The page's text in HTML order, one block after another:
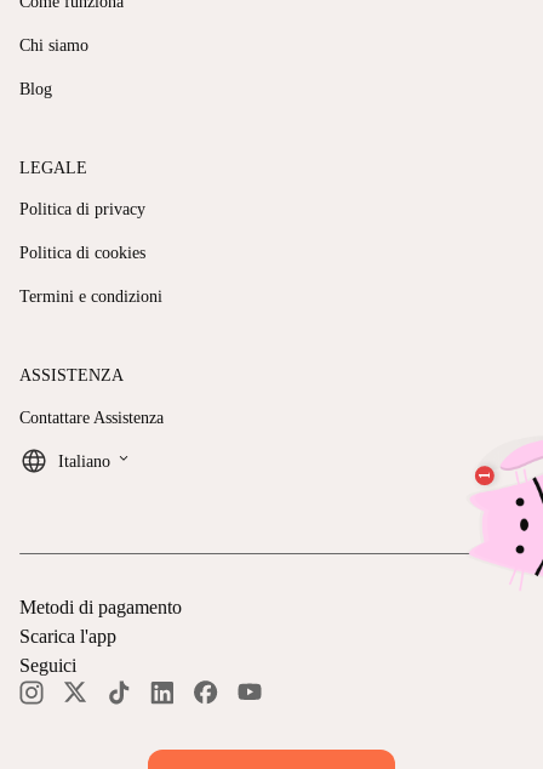
Chi siamo
Blog
LEGALE
Politica di privacy
Politica di cookies
Termini e condizioni
ASSISTENZA
Contattare Assistenza
Italiano keyboard_arrow_down
Metodi di pagamento
Scarica l'app
Seguici